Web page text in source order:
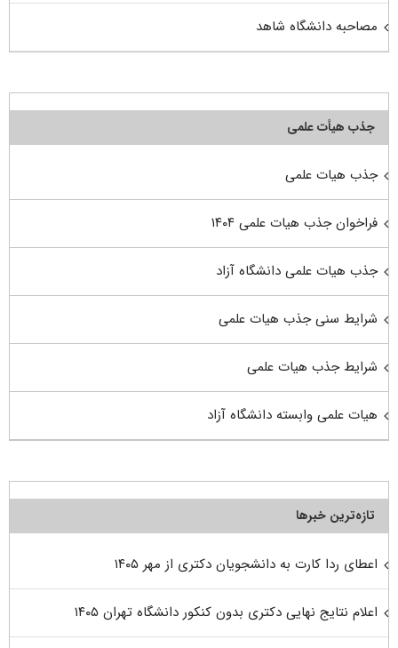
مصاحبه دانشگاه شاهد
جذب هیأت علمی
جذب هیات علمی
فراخوان جذب هیات علمی ۱۴۰۴
جذب هیات علمی دانشگاه آزاد
شرایط سنی جذب هیات علمی
شرایط جذب هیات علمی
هیات علمی وابسته دانشگاه آزاد
تازه‌ترین خبرها
اعطای ردا کارت به دانشجویان دکتری از مهر ۱۴۰۵
اعلام نتایج نهایی دکتری بدون کنکور دانشگاه تهران ۱۴۰۵